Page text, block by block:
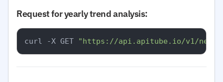
Request for yearly trend analysis:
curl -X GET "https://api.apitube.io/v1/news/